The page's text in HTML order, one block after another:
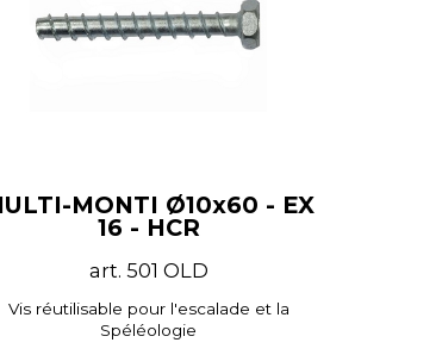
MONTI Ø10x60 - EX
16 - HCR
art. 501 OLD
Vis réutilisable pour l'escalade et la
Spéléologie